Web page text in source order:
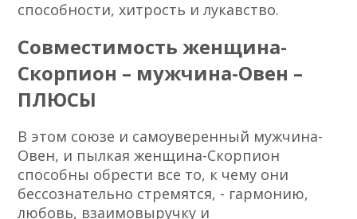
способности, хитрость и лукавство.
Совместимость женщина-
Скорпион – мужчина-Овен –
ПЛЮСЫ
В этом союзе и самоуверенный мужчина-
Овен, и пылкая женщина-Скорпион
способны обрести все то, к чему они
бессознательно стре­мятся, - гармонию,
любовь, взаимовыручку и